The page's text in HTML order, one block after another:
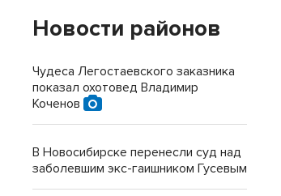
Новости районов
Чудеса Легостаевского заказника
показал охотовед Владимир
Коченов
В Новосибирске перенесли суд над
заболевшим экс-гаишником Гусевым